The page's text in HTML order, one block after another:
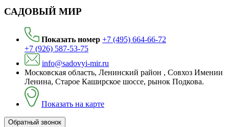
САДОВЫЙ МИР
Показать номер +7 (495) 664-66-72
+7 (926) 587-53-75
info@sadovyi-mir.ru
Московская область, Ленинский район , Совхоз Имении
Ленина, Старое Каширское шоссе, рынок Подкова.
Показать на карте
Обратный звонок